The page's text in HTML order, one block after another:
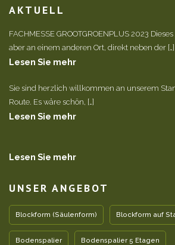
AKTUELL
FACHMESSE GROOTGROENPLUS 2023
aber an einem anderen Ort, direkt neben der […]
Lesen Sie mehr
Sie sind herzlich willkommen an unserem
Route. Es wäre schön, […]
Lesen Sie mehr
Lesen Sie mehr
UNSER ANGEBOT
Blockform (Säulenform) Blockform auf
Bodenspalier Bodenspalier 5 Etagen